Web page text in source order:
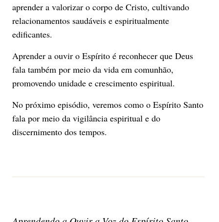
aprender a valorizar o corpo de Cristo, cultivando
relacionamentos saudáveis e espiritualmente
edificantes.
Aprender a ouvir o Espírito é reconhecer que Deus
fala também por meio da vida em comunhão,
promovendo unidade e crescimento espiritual.
No próximo episódio, veremos como o Espírito Santo
fala por meio da vigilância espiritual e do
discernimento dos tempos.